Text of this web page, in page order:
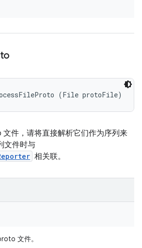
(File protoFile)
件，请将直接解析它们作为序列来
文件时与
相关联。
文件。